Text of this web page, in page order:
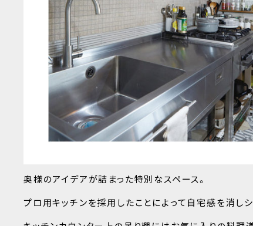
奥様のアイデアが詰まった特別なスペース。
プロ用キッチンを採用したことによって自宅感を消し